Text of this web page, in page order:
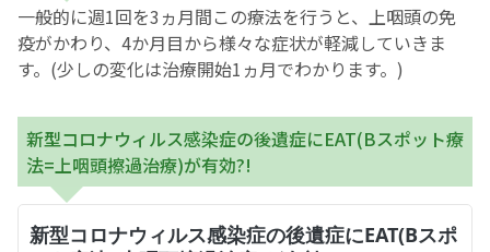
一般的に週1回を3ヵ月間この療法を行うと、上咽頭の免
疫がかわり、4か月目から様々な症状が軽減していきま
す。(少しの変化は治療開始1ヵ月でわかります。)
新型コロナウィルス感染症の後遺症にEAT(Bスポット療
法=上咽頭擦過治療)が有効?!